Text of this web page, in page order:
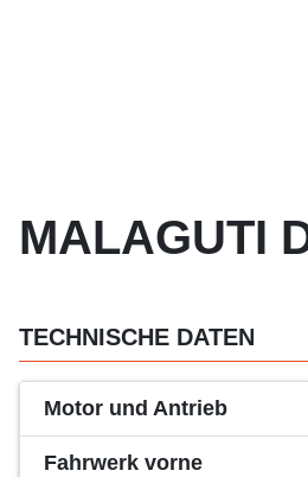
MALAGUTI
TECHNISCHE DATEN
Motor und Antrieb
Fahrwerk vorne